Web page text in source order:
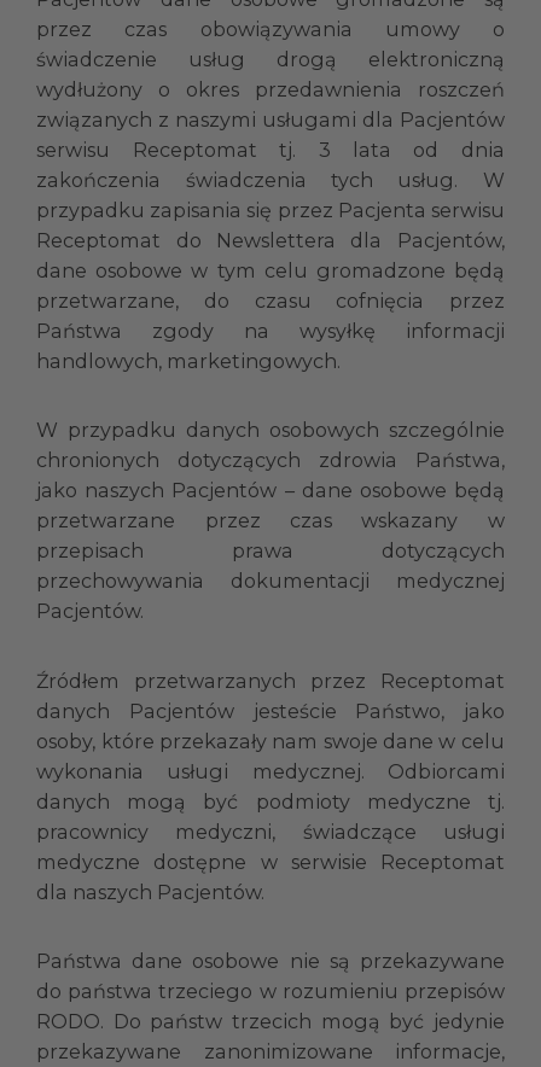
przez czas obowiązywania umowy o
świadczenie usług drogą elektroniczną
wydłużony o okres przedawnienia roszczeń
związanych z naszymi usługami dla Pacjentów
serwisu Receptomat tj. 3 lata od dnia
zakończenia świadczenia tych usług. W
przypadku zapisania się przez Pacjenta serwisu
Receptomat do Newslettera dla Pacjentów,
dane osobowe w tym celu gromadzone będą
przetwarzane, do czasu cofnięcia przez
Państwa zgody na wysyłkę informacji
handlowych, marketingowych.
W przypadku danych osobowych szczególnie
chronionych dotyczących zdrowia Państwa,
jako naszych Pacjentów – dane osobowe będą
przetwarzane przez czas wskazany w
przepisach prawa dotyczących
przechowywania dokumentacji medycznej
Pacjentów.
Źródłem przetwarzanych przez Receptomat
danych Pacjentów jesteście Państwo, jako
osoby, które przekazały nam swoje dane w celu
wykonania usługi medycznej. Odbiorcami
danych mogą być podmioty medyczne tj.
pracownicy medyczni, świadczące usługi
medyczne dostępne w serwisie Receptomat
dla naszych Pacjentów.
Państwa dane osobowe nie są przekazywane
do państwa trzeciego w rozumieniu przepisów
RODO. Do państw trzecich mogą być jedynie
przekazywane zanonimizowane informacje,